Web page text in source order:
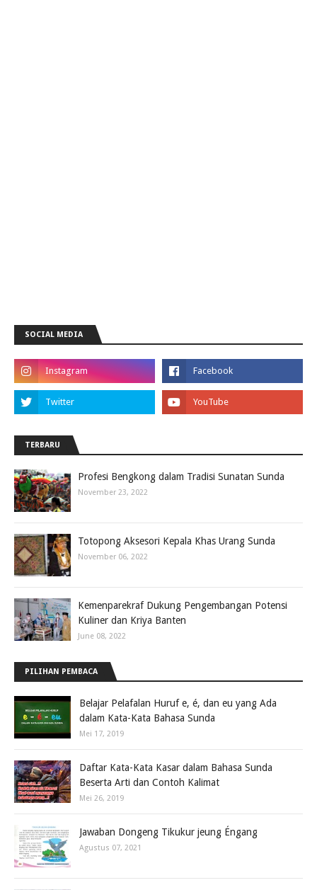
SOCIAL MEDIA
TERBARU
Profesi Bengkong dalam Tradisi Sunatan Sunda
November 23, 2022
Totopong Aksesori Kepala Khas Urang Sunda
November 06, 2022
Kemenparekraf Dukung Pengembangan Potensi
Kuliner dan Kriya Banten
June 08, 2022
PILIHAN PEMBACA
Belajar Pelafalan Huruf e, é, dan eu yang Ada
dalam Kata-Kata Bahasa Sunda
Mei 17, 2019
Daftar Kata-Kata Kasar dalam Bahasa Sunda
Beserta Arti dan Contoh Kalimat
Mei 26, 2019
Jawaban Dongeng Tikukur jeung Éngang
Agustus 07, 2021